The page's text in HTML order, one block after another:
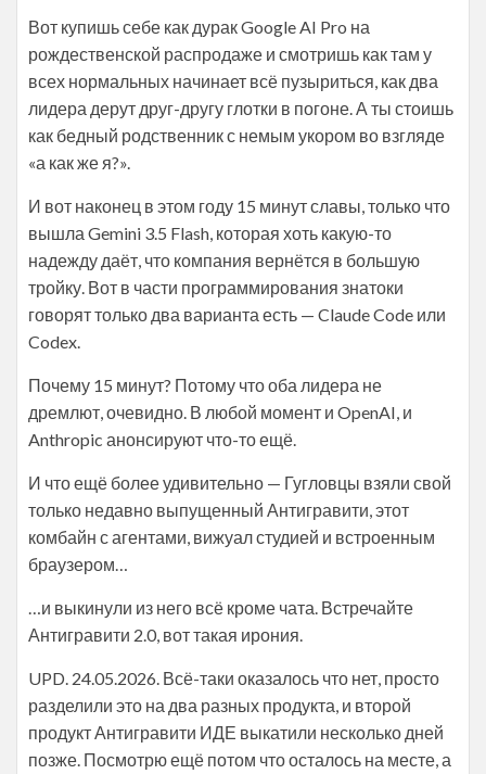
Вот купишь себе как дурак Google AI Pro на
рождественской распродаже и смотришь как там у
всех нормальных начинает всё пузыриться, как два
лидера дерут друг-другу глотки в погоне. А ты стоишь
как бедный родственник с немым укором во взгляде
«а как же я?».
И вот наконец в этом году 15 минут славы, только что
вышла Gemini 3.5 Flash, которая хоть какую-то
надежду даёт, что компания вернётся в большую
тройку. Вот в части программирования знатоки
говорят только два варианта есть — Claude Code или
Codex.
Почему 15 минут? Потому что оба лидера не
дремлют, очевидно. В любой момент и OpenAI, и
Anthropic анонсируют что-то ещё.
И что ещё более удивительно — Гугловцы взяли свой
только недавно выпущенный Антигравити, этот
комбайн с агентами, вижуал студией и встроенным
браузером…
…и выкинули из него всё кроме чата. Встречайте
Антигравити 2.0, вот такая ирония.
UPD. 24.05.2026. Всё-таки оказалось что нет, просто
разделили это на два разных продукта, и второй
продукт Антигравити ИДЕ выкатили несколько дней
позже. Посмотрю ещё потом что осталось на месте, а